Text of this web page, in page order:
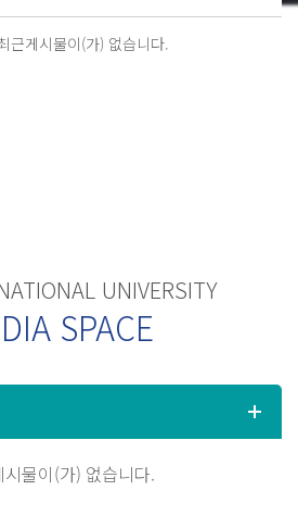
종료, 하기휴가 종료
근게시물이(가) 없습니다.
UNIVERSITY
SPACE
시물이(가) 없습니다.